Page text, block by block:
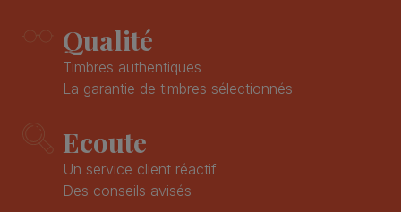
Qualité
Timbres authentiques
La garantie de timbres sélectionnés
Ecoute
Un service client réactif
Des conseils avisés